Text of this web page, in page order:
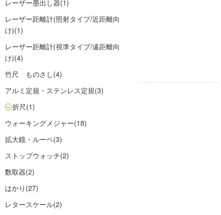
レーザー墨出し器(1)
レーザー距離計(照射タイプ/近距離向
け)(1)
レーザー距離計(視準タイプ/遠距離向
け)(4)
竹尺 ものさし(4)
アルミ定規・ステンレス定規(3)
折尺(1)
ウォーキングメジャー(18)
拡大鏡・ルーペ(3)
ストップウォッチ(2)
数取器(2)
はかり (27)
レタースケール(2)